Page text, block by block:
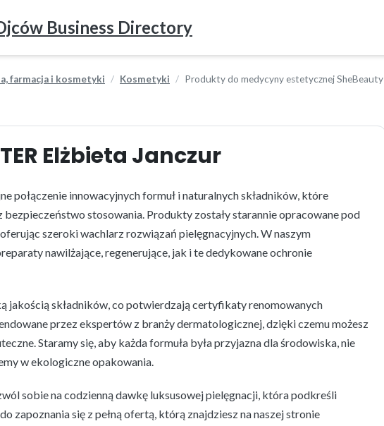
Business Directory
farmacja i kosmetyki Kosmetyki Produkty do medycyny estetycznej SheBeauty
Elżbieta Janczur
połączenie innowacyjnych formuł i naturalnych składników, które
bezpieczeństwo stosowania. Produkty zostały starannie opracowane pod
szeroki wachlarz rozwiązań pielęgnacyjnych. W naszym
nawilżające, regenerujące, jak i te dedykowane ochronie
jakością składników, co potwierdzają certyfikaty renomowanych
przez ekspertów z branży dermatologicznej, dzięki czemu możesz
Staramy się, aby każda formuła była przyjazna dla środowiska, nie
w ekologiczne opakowania.
sobie na codzienną dawkę luksusowej pielęgnacji, która podkreśli
zapoznania się z pełną ofertą, którą znajdziesz na naszej stronie